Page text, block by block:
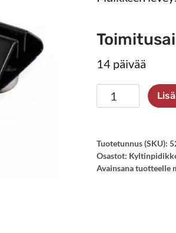
14 päivää
Kyltinpidike
107
magneetilla
määrä
Tuotetunnus (SKU):
Osastot:
Avainsana tuotteelle